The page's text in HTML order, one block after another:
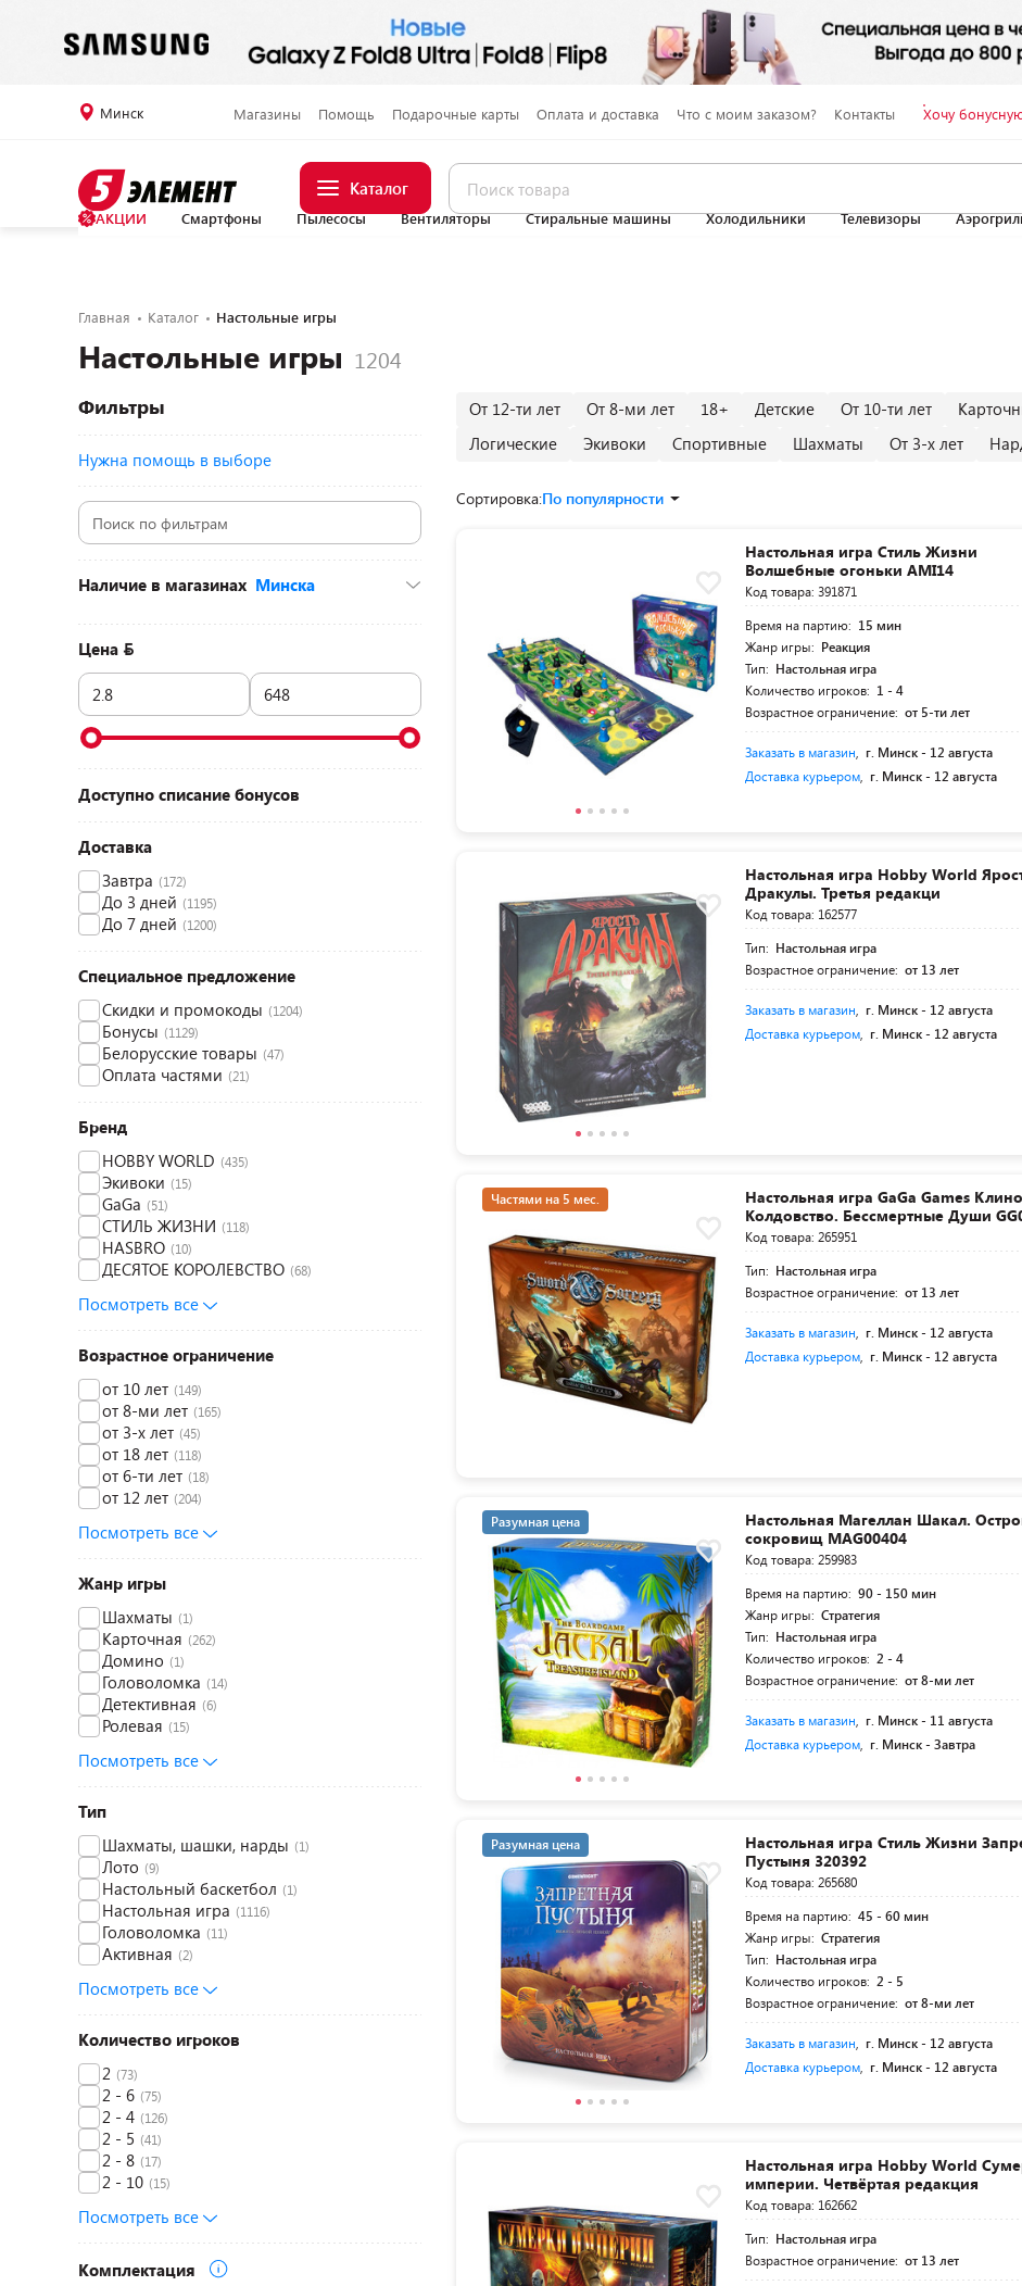
Минск Магазины Помощь Подарочные карты Оплата и доставка Что с моим заказом? Контакты Хочу
Каталог
АКЦИИ Смартфоны Пылесосы Вентиляторы Стиральные машины Холодильники Телевизоры
Главная Каталог Настольные игры
Настольные игры
Фильтры
Нужна помощь в выборе
Наличие в магазинах Минска
ул. Притыцкого, 156 (ТЦ «GreenCity», 2
этаж)
д. Боровая, 74а (ТЦ «Экспобел»)
д. Боровая, 7а (ТЦ «Боро», 1 этаж)
ул. Кальварийская, 24 (ТЦ «Корона», 2
пр-т Партизанский, 79 (ТЦ «Prizma»,
цокольный этаж) (14)
пр-т Победителей, 65/1 (ТЦ «Замок», 4
этаж)
Цена
Доступно списание бонусов
Доставка
Завтра (172)
До 3 дней (1195)
До 7 дней (1200)
Специальное предложение
Скидки и промокоды (1204)
Бонусы (1129)
Белорусские товары (47)
Оплата частями (21)
Бренд
HOBBY WORLD (435)
Экивоки (15)
GaGa (51)
СТИЛЬ ЖИЗНИ (118)
HASBRO (10)
ДЕСЯТОЕ КОРОЛЕВСТВО (68)
Посмотреть все
Возрастное ограничение
от 10 лет (149)
от 8-ми лет (165)
от 3-х лет (45)
от 18 лет (118)
от 6-ти лет (18)
от 12 лет (204)
Посмотреть все
Жанр игры
Шахматы (1)
Карточная (262)
Домино (1)
Головоломка (14)
Детективная (6)
Ролевая (15)
Посмотреть все
Тип
Шахматы, шашки, нарды (1)
Лото (9)
Настольный баскетбол (1)
Настольная игра (1116)
Головоломка (11)
Активная (2)
Посмотреть все
Количество игроков
2 (73)
2 - 6 (75)
2 - 4 (126)
2 - 5 (41)
2 - 8 (17)
2 - 10 (15)
Посмотреть все
Комплектация
От 12-ти лет От 8-ми лет 18+ Детские От 10-ти лет
Логические
Экивоки Спортивные Шахматы От 3-х лет
Сортировка:По популярности
Настольная игра Стиль Жизни
Волшебные огоньки AMI14
Код товара: 391871
Время на партию: 15 мин
Жанр игры: Реакция
Тип: Настольная игра
Количество игроков: 1 - 4
Возрастное ограничение: от 5-ти лет
Заказать в магазин г. Минск - 12 августа
Доставка курьером г. Минск - 12 августа
Настольная игра Hobby World
Дракулы. Третья редакци
Код товара: 162577
Тип: Настольная игра
Возрастное ограничение: от 13 лет
Заказать в магазин г. Минск - 12 августа
Доставка курьером г. Минск - 12 августа
Частями на 5 мес.
Настольная игра GaGa Games
Колдовство. Бессмертные Души
Код товара: 265951
Тип: Настольная игра
Возрастное ограничение: от 13 лет
Заказать в магазин г. Минск - 12 августа
Доставка курьером г. Минск - 12 августа
Разумная цена
Настольная Магеллан Шакал.
сокровищ MAG00404
Код товара: 259983
Время на партию: 90 - 150 мин
Жанр игры: Стратегия
Тип: Настольная игра
Количество игроков: 2 - 4
Возрастное ограничение: от 8-ми лет
Заказать в магазин г. Минск - 11 августа
Доставка курьером г. Минск -Завтра
Разумная цена
Настольная игра Стиль Жизни
Пустыня 320392
Код товара: 265680
Время на партию: 45 - 60 мин
Жанр игры: Стратегия
Тип: Настольная игра
Количество игроков: 2 - 5
Возрастное ограничение: от 8-ми лет
Заказать в магазин г. Минск - 12 августа
Доставка курьером г. Минск - 12 августа
Настольная игра Hobby World
империи. Четвёртая редакция
Код товара: 162662
Тип: Настольная игра
Возрастное ограничение: от 13 лет